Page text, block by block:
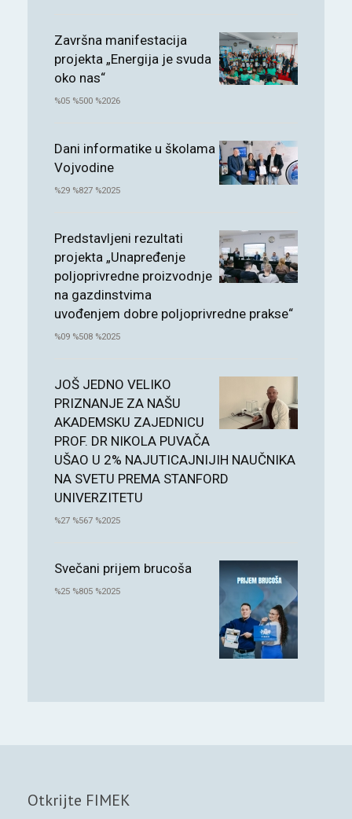
Završna manifestacija
projekta „Energija je svuda
oko nas“
%05 %500 %2026
Dani informatike u školama
Vojvodine
%29 %827 %2025
Predstavljeni rezultati
projekta „Unapređenje
poljoprivredne proizvodnje
na gazdinstvima
uvođenjem dobre poljoprivredne prakse“
%09 %508 %2025
JOŠ JEDNO VELIKO
PRIZNANJE ZA NAŠU
AKADEMSKU ZAJEDNICU
PROF. DR NIKOLA PUVAČA
UŠAO U 2% NAJUTICAJNIJIH NAUČNIKA
NA SVETU PREMA STANFORD
UNIVERZITETU
%27 %567 %2025
Svečani prijem brucoša
%25 %805 %2025
Otkrijte FIMEK